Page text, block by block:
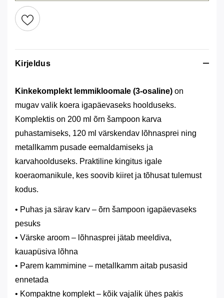
Kirjeldus
Kinkekomplekt lemmikloomale (3-osaline) on
mugav valik koera igapäevaseks hoolduseks.
Komplektis on 200 ml õrn šampoon karva
puhastamiseks, 120 ml värskendav lõhnasprei ning
metallkamm pusade eemaldamiseks ja
karvahoolduseks. Praktiline kingitus igale
koeraomanikule, kes soovib kiiret ja tõhusat tulemust
kodus.
• Puhas ja särav karv – õrn šampoon igapäevaseks
pesuks
• Värske aroom – lõhnasprei jätab meeldiva,
kauapüsiva lõhna
• Parem kammimine – metallkamm aitab pusasid
ennetada
• Kompaktne komplekt – kõik vajalik ühes pakis